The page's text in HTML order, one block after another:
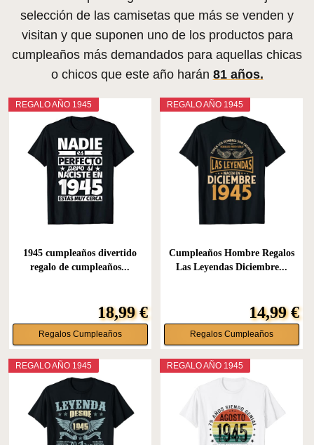
selección de las camisetas que más se venden y
visitan y que suponen uno de los productos para
cumpleaños más demandados para aquellas chicas
o chicos que este año harán 81 años.
REGALO AÑO 1945
1945 cumpleaños divertido
regalo de cumpleaños...
18,99 €
Regalos Cumpleaños
REGALO AÑO 1945
Cumpleaños Hombre Regalos
Las Leyendas Diciembre...
14,99 €
Regalos Cumpleaños
REGALO AÑO 1945 REGALO AÑO 1945